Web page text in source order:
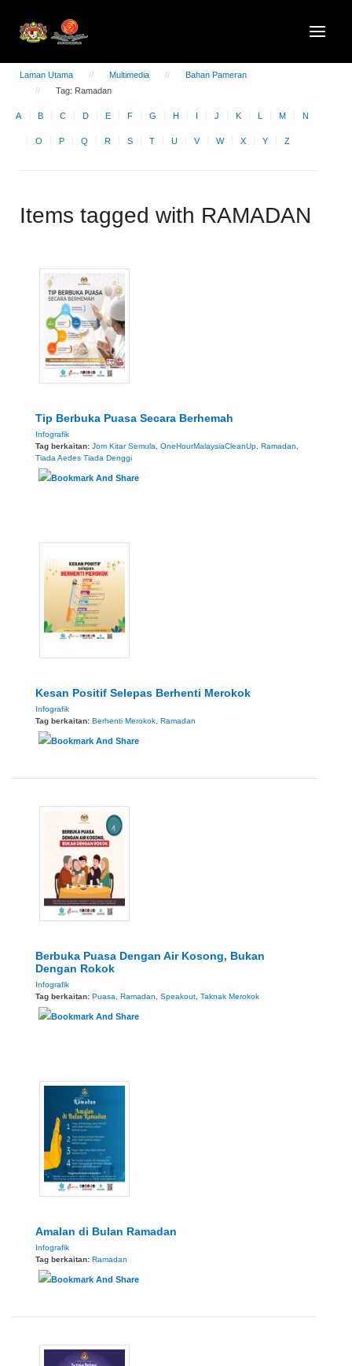
Laman Utama Multimedia
Bahan Pameran
Tag: Ramadan
A B C D E F G H I J K L M N
O P Q R S T U V W X Y Z
Items tagged with RAMADAN
Tip Berbuka Puasa Secara Berhemah
Infografik
Tag berkaitan: Jom Kitar Semula, OneHourMalaysiaCleanUp, Ramadan,
Tiada Aedes Tiada Denggi
Kesan Positif Selepas Berhenti Merokok
Infografik
Tag berkaitan: Berhenti Merokok Ramadan
Berbuka Puasa Dengan Air Kosong, Bukan
Dengan Rokok
Infografik
Tag berkaitan: Puasa, Ramadan, Speakout, Taknak Merokok
Amalan di Bulan Ramadan
Infografik
Tag berkaitan: Ramadan